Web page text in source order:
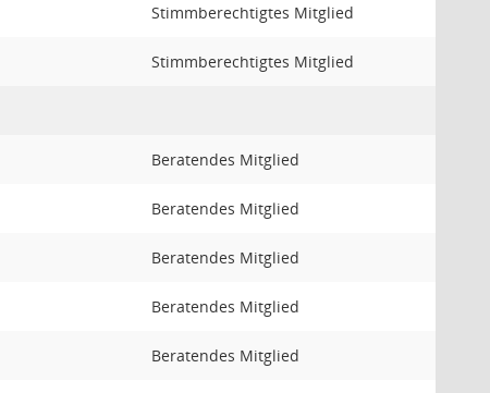
Stimmberechtigtes Mitglied
Stimmberechtigtes Mitglied
Beratendes Mitglied
Beratendes Mitglied
Beratendes Mitglied
Beratendes Mitglied
Beratendes Mitglied